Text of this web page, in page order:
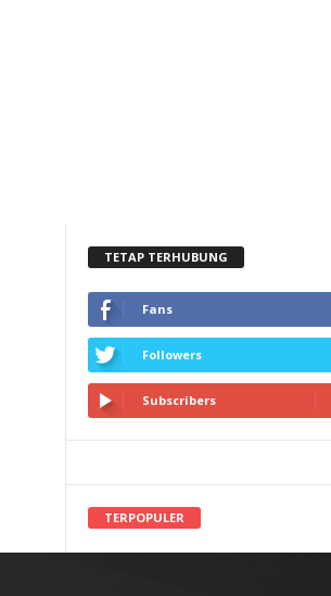
TETAP TERHUBUNG
Fans
Followers
Subscribers
TERPOPULER